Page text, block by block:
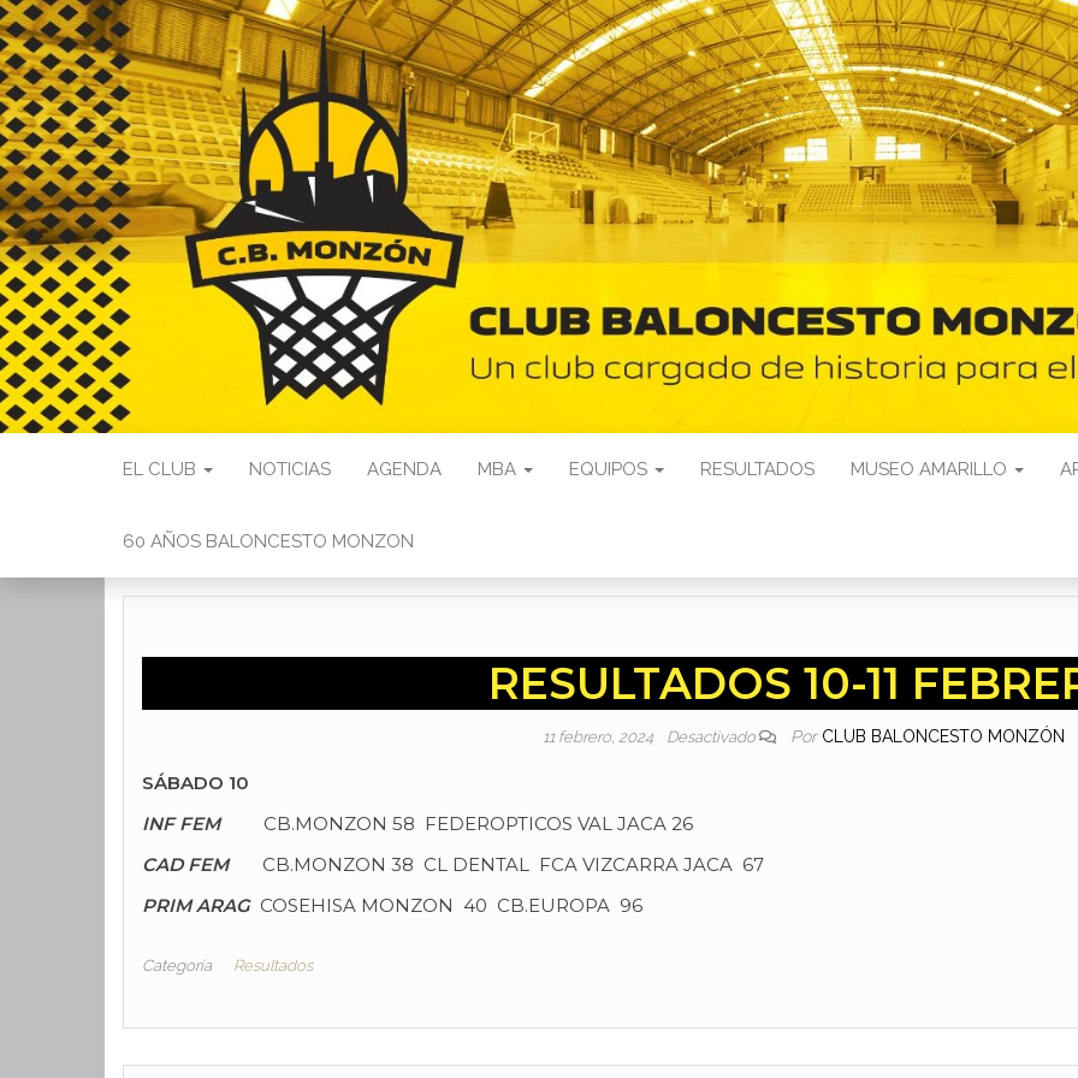
EL CLUB NOTICIAS AGENDA MBA EQUIPOS RESULTADOS MUSEO AMARILLO
60 AÑOS BALONCESTO MONZON
RESULTADOS 10-11
11 febrero, 2024 Desactivado Por CLUB BALONCESTO MONZÓN
SÁBADO 10
INF FEMCB.MONZON 58 FEDEROPTICOS VAL JACA 26
CAD FEM
CB.MONZON 38 CL DENTAL FCA VIZCARRA JACA 67
PRIM ARAG COSEHISA MONZON 40 CB.EUROPA 96
Categoría Resultados